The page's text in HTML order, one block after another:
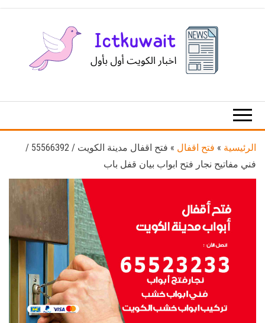
الكويت
الرئيسية » فتح اقفال »
فتح اقفال مدينة الكويت / 55566392 /
فني مفاتيح نجار فتح ابواب بيان قفل باب